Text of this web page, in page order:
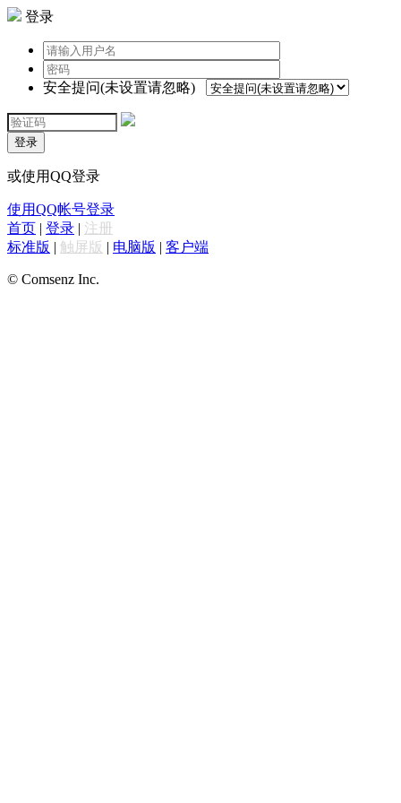
登录
安全提问(未设置请忽略)
登录
或使用QQ登录
使用QQ帐号登录
首页 | 登录 | 注册
标准版 | 触屏版 | 电脑版 | 客户端
© Comsenz Inc.